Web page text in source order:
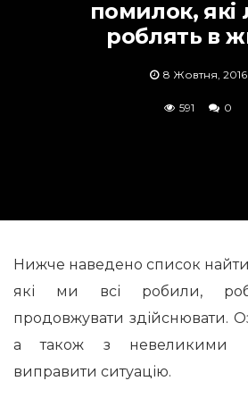
помилок,
роблять в
8 Жовтня, 2016
591 0
Нижче наведено список
які ми всі робили,
продовжувати здійснювати.
а також з невеликими
виправити ситуацію.